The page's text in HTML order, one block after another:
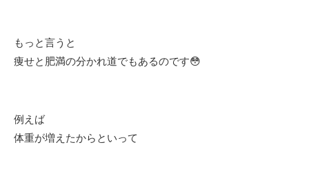
もっと言うと
痩せと肥満の分かれ道でもあるのです😳
例えば
体重が増えたからといって